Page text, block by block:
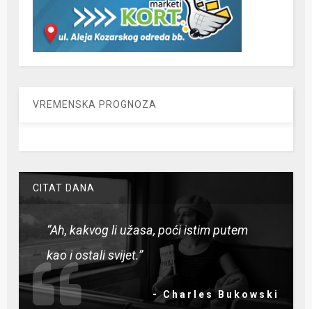
VREMENSKA PROGNOZA
CITAT DANA
“Ah, kakvog li užasa, poći istim putem
kao i ostali svijet.”
- Charles Bukowski